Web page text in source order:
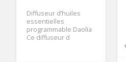
Diffuseur d’huiles
essentielles
programmable Daolia
Ce diffuseur d